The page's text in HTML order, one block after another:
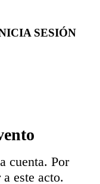
SESIÓN
cuenta. Por
este acto.